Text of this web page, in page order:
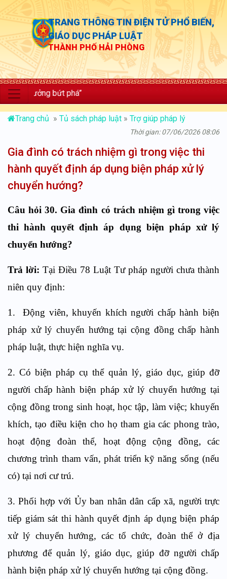
TRANG THÔNG TIN ĐIỆN TỬ PHỔ BIẾN,
GIÁO DỤC PHÁP LUẬT
THÀNH PHỐ HẢI PHÒNG
bứt phá”
Trang chủ » Tủ sách pháp luật » Trợ giúp pháp lý
Thời gian: 07/06/2026 08:06
Gia đình có trách nhiệm gì trong việc thi
hành quyết định áp dụng biện pháp xử lý
chuyển hướng?
Câu hỏi 30. Gia đình có trách nhiệm gì trong việc
thi hành quyết định áp dụng biện pháp xử lý
chuyển hướng?
Trả lời: Tại Điều 78 Luật Tư pháp người chưa thành
niên quy định:
1. Động viên, khuyến khích người chấp hành biện
pháp xử lý chuyển hướng tại cộng đồng chấp hành
pháp luật, thực hiện nghĩa vụ.
2. Có biện pháp cụ thể quản lý, giáo dục, giúp đỡ
người chấp hành biện pháp xử lý chuyển hướng tại
cộng đồng trong sinh hoạt, học tập, làm việc; khuyến
khích, tạo điều kiện cho họ tham gia các phong trào,
hoạt động đoàn thể, hoạt động cộng đồng, các
chương trình tham vấn, phát triển kỹ năng sống (nếu
có) tại nơi cư trú.
3. Phối hợp với Ủy ban nhân dân cấp xã, người trực
tiếp giám sát thi hành quyết định áp dụng biện pháp
xử lý chuyển hướng, các tổ chức, đoàn thể ở địa
phương để quản lý, giáo dục, giúp đỡ người chấp
hành biện pháp xử lý chuyển hướng tại cộng đồng.